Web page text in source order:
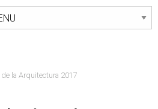
de la Arquitectura 2017